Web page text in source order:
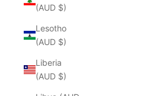
(AUD $)
Lesotho
(AUD $)
Liberia
(AUD $)